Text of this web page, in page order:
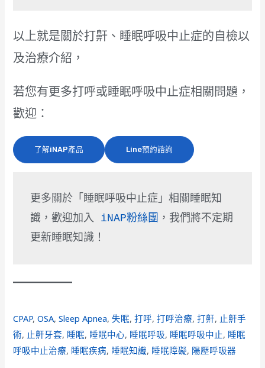
以上就是關於打鼾、睡眠呼吸中止症的自檢以
及治療介紹，
若您有更多打呼或睡眠呼吸中止症相關問題，
歡迎：
了解iNAP產品 Line預約諮詢
更多關於「睡眠呼吸中止症」相關睡眠知
識，歡迎加入 iNAP粉絲團 ，我們將不定期
更新睡眠知識！
CPAP, OSA, Sleep Apnea, 失眠, 打呼, 打呼治療, 打鼾, 止鼾手
術, 止鼾牙套, 睡眠, 睡眠中心, 睡眠呼吸, 睡眠呼吸中止, 睡眠
呼吸中止治療, 睡眠疾病, 睡眠知識, 睡眠障礙, 陽壓呼吸器